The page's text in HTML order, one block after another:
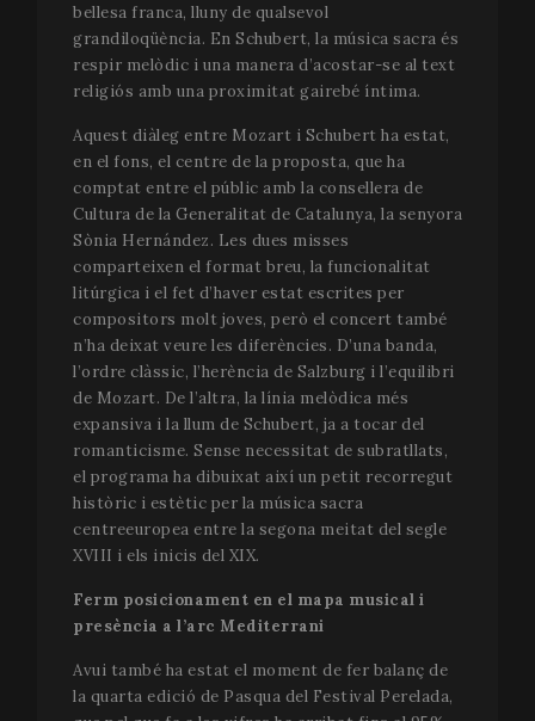
bellesa franca, lluny de qualsevol
grandiloqüència. En Schubert, la música sacra és
respir melòdic i una manera d’acostar-se al text
religiós amb una proximitat gairebé íntima.
Aquest diàleg entre Mozart i Schubert ha estat,
en el fons, el centre de la proposta, que ha
comptat entre el públic amb la consellera de
Cultura de la Generalitat de Catalunya, la senyora
Sònia Hernández. Les dues misses
comparteixen el format breu, la funcionalitat
litúrgica i el fet d’haver estat escrites per
compositors molt joves, però el concert també
n’ha deixat veure les diferències. D’una banda,
l’ordre clàssic, l’herència de Salzburg i l’equilibri
de Mozart. De l’altra, la línia melòdica més
expansiva i la llum de Schubert, ja a tocar del
romanticisme. Sense necessitat de subratllats,
el programa ha dibuixat així un petit recorregut
històric i estètic per la música sacra
centreeuropea entre la segona meitat del segle
XVIII i els inicis del XIX.
Ferm posicionament en el mapa musical i
presència a l’arc Mediterrani
Avui també ha estat el moment de fer balanç de
la quarta edició de Pasqua del Festival Perelada,